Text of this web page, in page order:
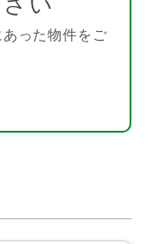
った物件をご